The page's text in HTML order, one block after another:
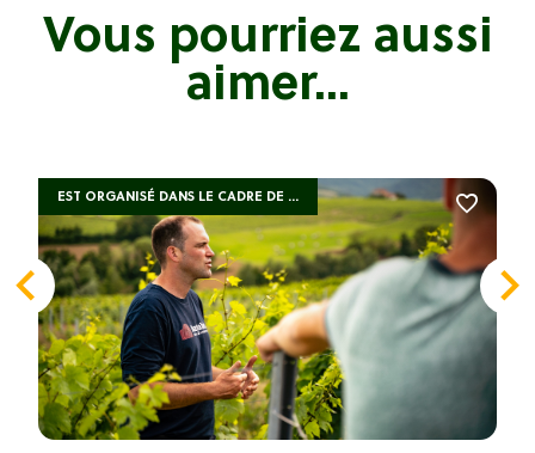
Vous pourriez aussi
aimer...
EST ORGANISÉ DANS LE CADRE DE ...